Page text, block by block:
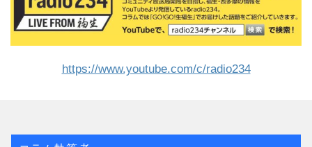
https://www.youtube.com/c/radio234